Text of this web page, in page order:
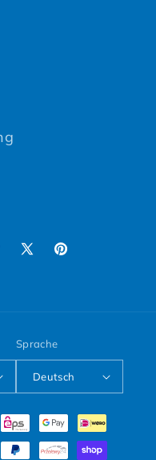
X (Twitter)
Pinterest
Sprache
Deutsch